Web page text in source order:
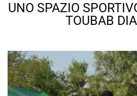
UNO SPAZIO
TOUBAB